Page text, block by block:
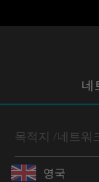
네
목적지 /네트워
영국